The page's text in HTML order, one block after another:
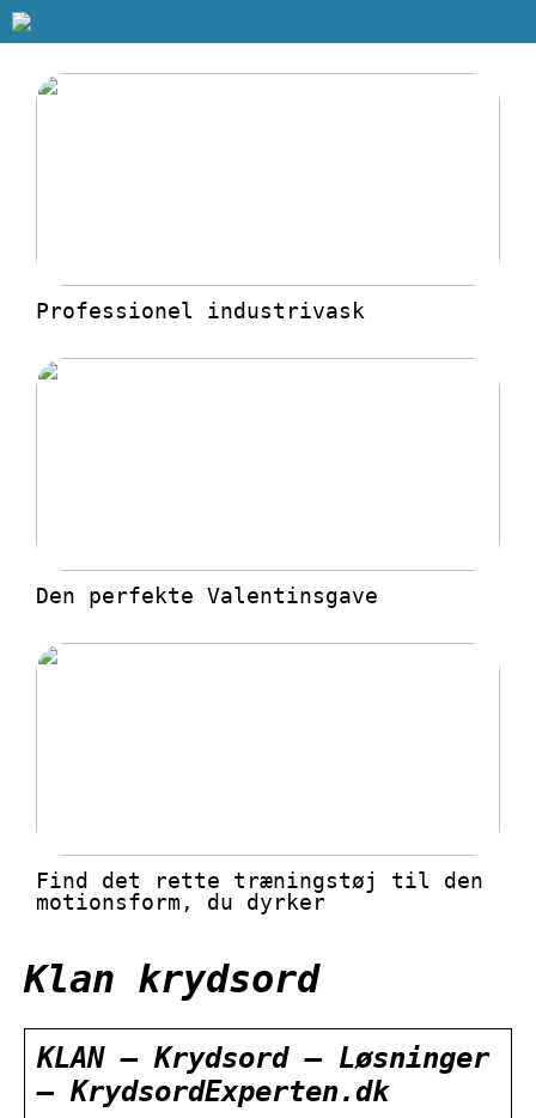
Professionel industrivask
Den perfekte Valentinsgave
Find det rette træningstøj til den
motionsform, du dyrker
Klan krydsord
KLAN – Krydsord – Løsninger
– KrydsordExperten.dk